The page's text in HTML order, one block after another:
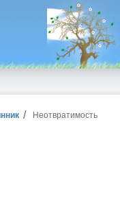
Неотвратимость